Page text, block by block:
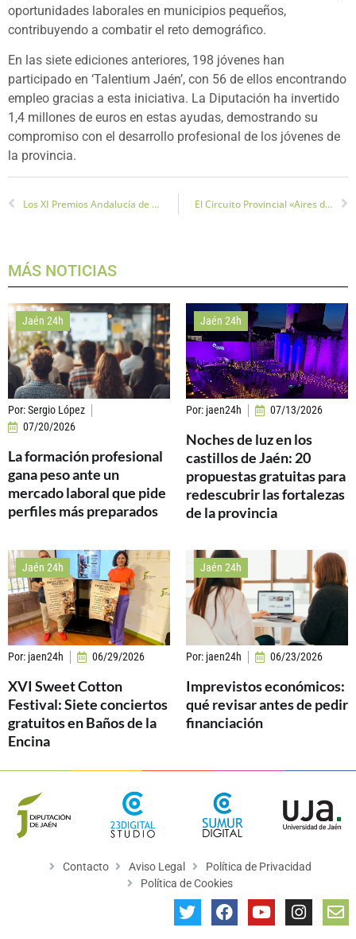
oportunidades laborales en municipios pequeños,
contribuyendo a combatir el reto demográfico.
En las siete ediciones anteriores, 198 jóvenes han
participado en ‘Talentium Jaén’, con 56 de ellos encontrando
empleo gracias a esta iniciativa. La Diputación ha invertido
1,4 millones de euros en estas ayudas, demostrando su
compromiso con el desarrollo profesional de los jóvenes de
la provincia.
Los XI Premios Andalucía de Gastronomía se celebran en Jaén El Circuito Provincial «Aires de Jaén» Trae el Mejor Pádel
MÁS NOTICIAS
Jaén 24h
Por:Sergio López
07/20/2026
La formación profesional
gana peso ante un
mercado laboral que pide
perfiles más preparados
Jaén 24h
Por: jaen24h 07/13/2026
Noches de luz en los
castillos de Jaén: 20
propuestas gratuitas para
redescubrir las fortalezas
de la provincia
Jaén 24h
Por: jaen24h 06/29/2026
XVI Sweet Cotton
Festival: Siete conciertos
gratuitos en Baños de la
Encina
Jaén 24h
Por: jaen24h 06/23/2026
Imprevistos económicos:
qué revisar antes de pedir
financiación
Contacto Aviso Legal
Política de Privacidad
Política de Cookies